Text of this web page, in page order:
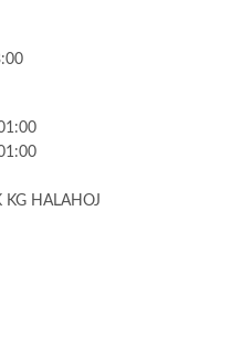
Mapy Google
KG HALAHOJ